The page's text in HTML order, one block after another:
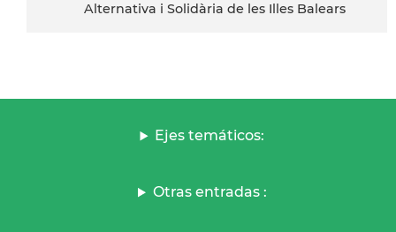
Alternativa i Solidària de les Illes Balears
Ejes temáticos:
Otras entradas :